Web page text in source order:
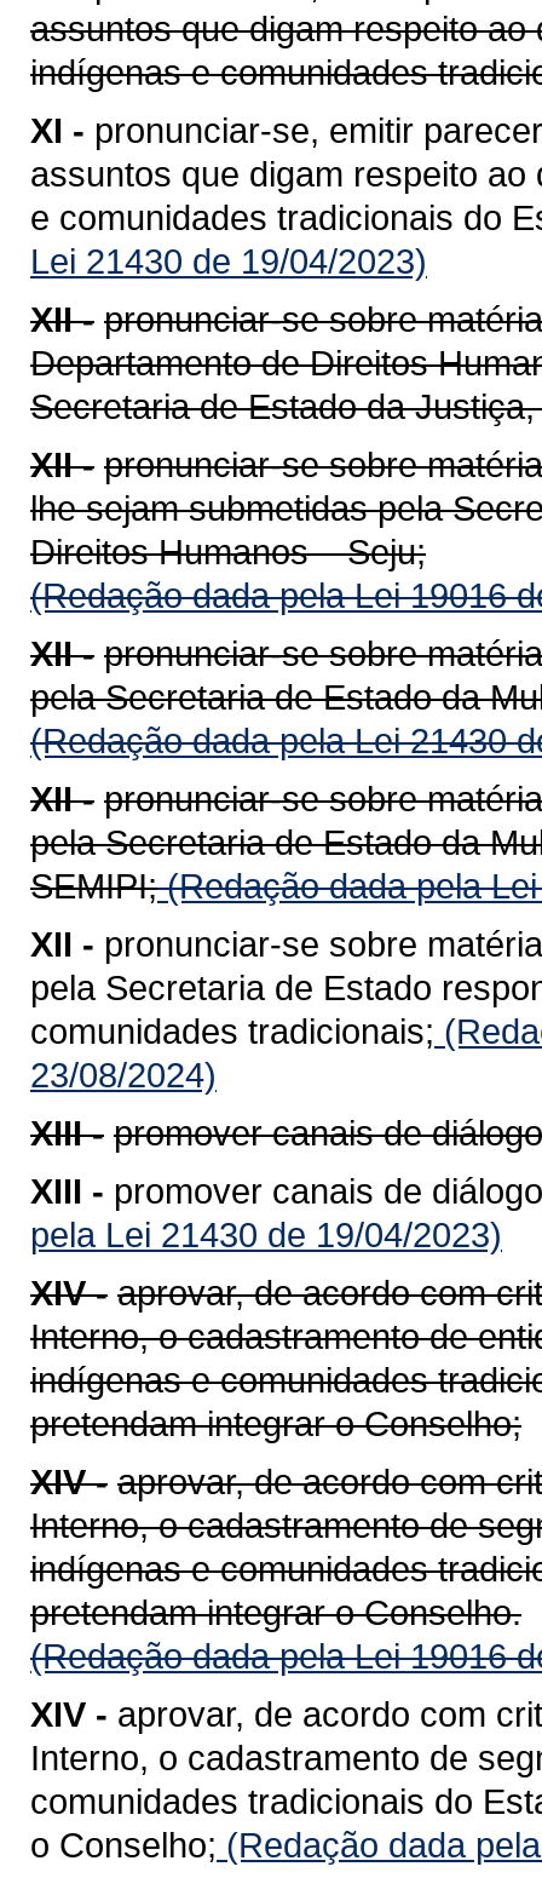
assuntos que digam respeito
indígenas e comunidades
XI - pronunciar-se, emitir
assuntos que digam respeito
e comunidades tradicionais do
Lei 21430 de 19/04/2023)
XII - pronunciar-se sobre
Departamento de Direitos
Secretaria de Estado da
XII - pronunciar-se sobre
lhe sejam submetidas pela
Direitos Humanos – Seju;
(Redação dada pela Lei 19016
XII - pronunciar-se sobre
pela Secretaria de Estado da
(Redação dada pela Lei 21430
XII - pronunciar-se sobre
pela Secretaria de Estado da
SEMIPI;(Redação dada pela
XII - pronunciar-se sobre
pela Secretaria de Estado
comunidades tradicionais;
23/08/2024)
XIII - promover canais de
XIII - promover canais de
pela Lei 21430 de 19/04/2023)
XIV - aprovar, de acordo com
Interno, o cadastramento de
indígenas e comunidades
pretendam integrar o Conselho;
XIV - aprovar, de acordo com
Interno, o cadastramento de
indígenas e comunidades
pretendam integrar o Conselho.
(Redação dada pela Lei 19016
XIV - aprovar, de acordo com
Interno, o cadastramento de
comunidades tradicionais do
o Conselho; (Redação dada